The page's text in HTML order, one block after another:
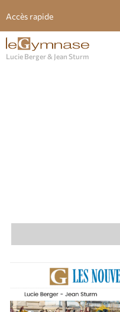
Accès rapide
Lucie Berger & Jean Sturm